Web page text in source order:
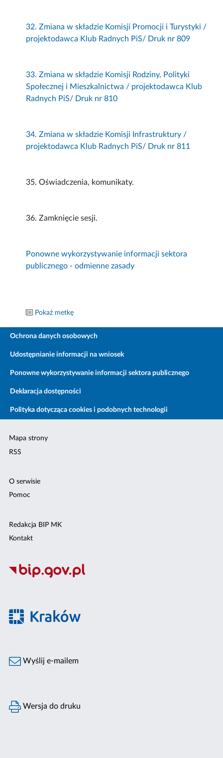
32. Zmiana w składzie Komisji Promocji i Turystyki /
projektodawca Klub Radnych PiS/ Druk nr 809
33. Zmiana w składzie Komisji Rodziny, Polityki
Społecznej i Mieszkalnictwa / projektodawca Klub
Radnych PiS/ Druk nr 810
34. Zmiana w składzie Komisji Infrastruktury /
projektodawca Klub Radnych PiS/ Druk nr 811
35. Oświadczenia, komunikaty.
36. Zamknięcie sesji.
Ponowne wykorzystywanie informacji sektora
publicznego - odmienne zasady
Pokaż metkę
Ochrona danych osobowych
Udostępnianie informacji na wniosek
Ponowne wykorzystywanie informacji sektora publicznego
Deklaracja dostępności
Polityka dotycząca cookies i podobnych technologii
Mapa strony
RSS
O serwisie
Pomoc
Redakcja BIP MK
Kontakt
Wyślij e-mailem
Wersja do druku